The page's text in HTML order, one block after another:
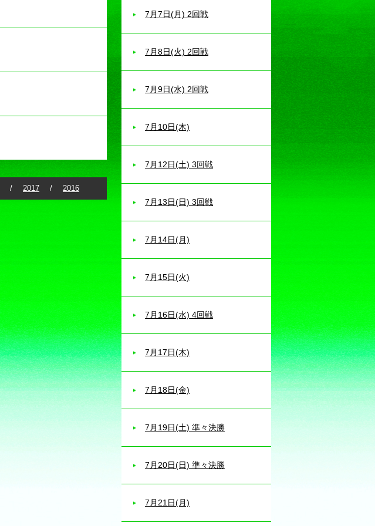
2017 2016
7月7日(月) 2回戦
7月8日(火) 2回戦
7月9日(水) 2回戦
7月10日(木)
7月12日(土) 3回戦
7月13日(日) 3回戦
7月14日(月)
7月15日(火)
7月16日(水) 4回戦
7月17日(木)
7月18日(金)
7月19日(土) 準々決勝
7月20日(日) 準々決勝
7月21日(月)